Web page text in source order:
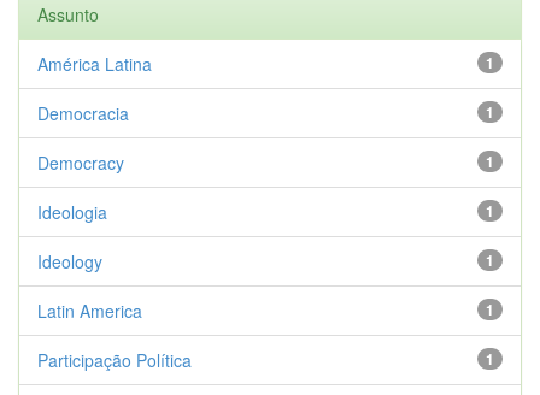
Assunto
1
América Latina
1
Democracia
1
Democracy
1
Ideologia
1
Ideology
1
Latin America
1
Participação Política